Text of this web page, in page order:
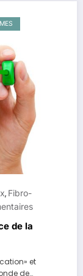
, Fibro­
de la
et
de…